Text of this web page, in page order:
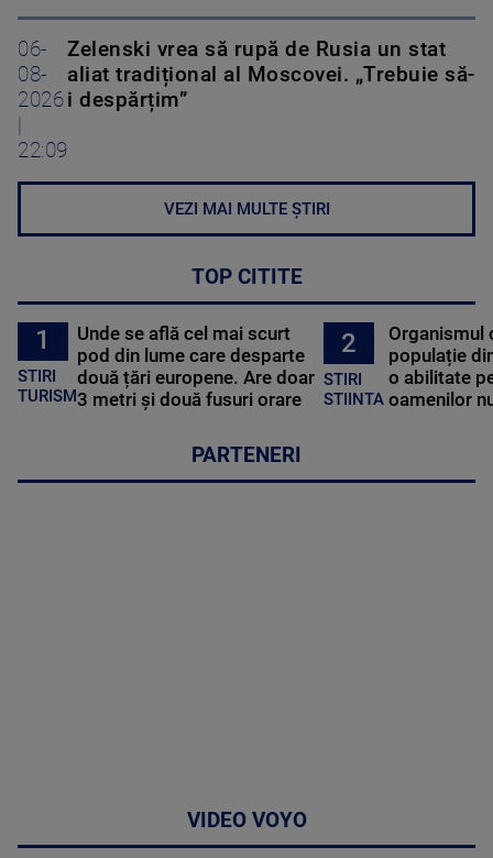
06-
08-
2026
22:09
Zelenski vrea să rupă de Rusia un stat
aliat tradițional al Moscovei. „Trebuie să-
i despărțim”
VEZI MAI MULTE ȘTIRI
TOP CITITE
1
STIRI
TURISM
Unde se află cel mai scurt
pod din lume care desparte
două țări europene. Are doar
3 metri și două fusuri orare
2
STIRI
STIINTA
Organismul
populație
o abilitate
oamenilor
PARTENERI
VIDEO VOYO